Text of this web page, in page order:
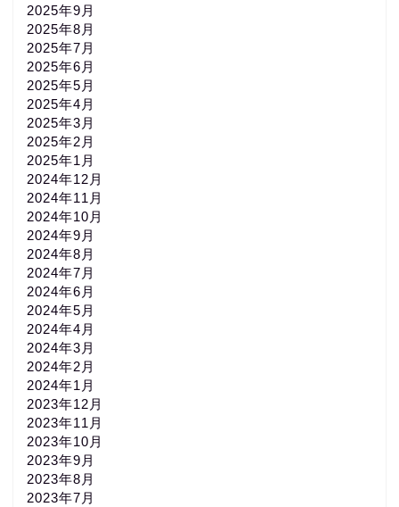
2025年9月
2025年8月
2025年7月
2025年6月
2025年5月
2025年4月
2025年3月
2025年2月
2025年1月
2024年12月
2024年11月
2024年10月
2024年9月
2024年8月
2024年7月
2024年6月
2024年5月
2024年4月
2024年3月
2024年2月
2024年1月
2023年12月
2023年11月
2023年10月
2023年9月
2023年8月
2023年7月